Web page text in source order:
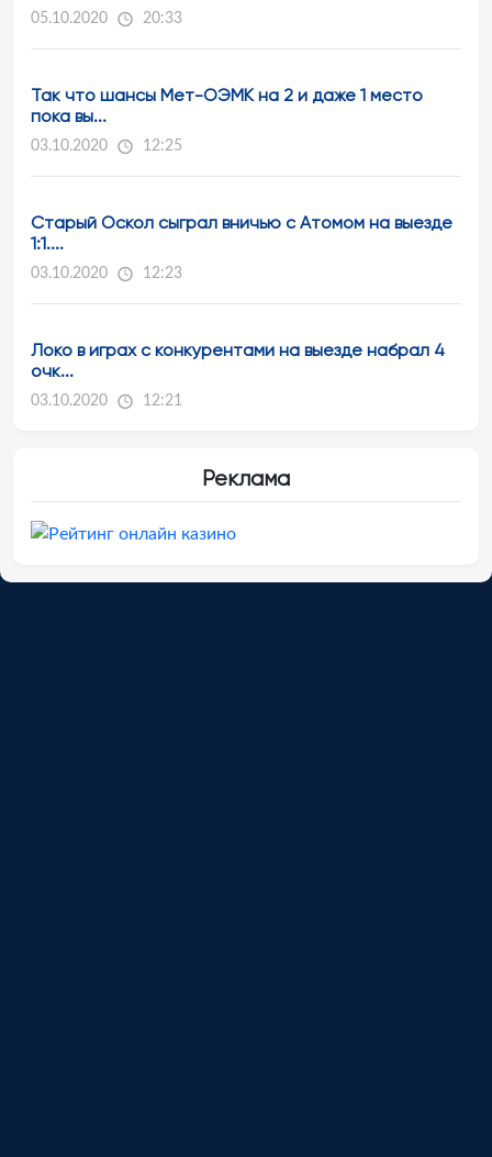
05.10.2020 20:33
Так что шансы Мет-ОЭМК на 2 и даже 1 место
пока вы...
03.10.2020 12:25
Старый Оскол сыграл вничью с Атомом на выезде
1:1....
03.10.2020 12:23
Локо в играх с конкурентами на выезде набрал 4
очк...
03.10.2020 12:21
Реклама